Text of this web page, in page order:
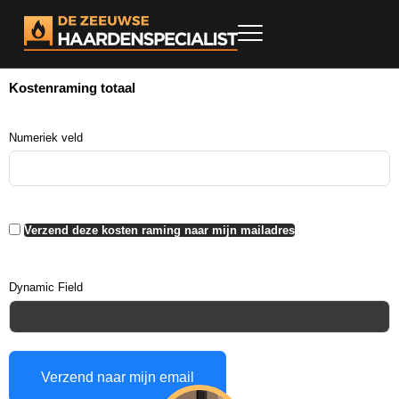
Kostenraming totaal
Numeriek veld
Verzend deze kosten raming naar mijn mailadres
Dynamic Field
Verzend naar mijn email